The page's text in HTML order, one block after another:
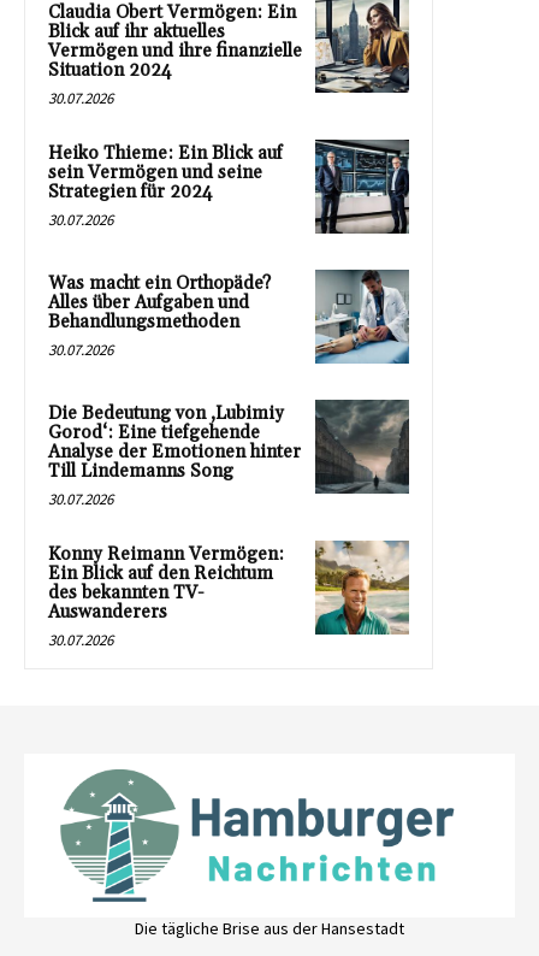
Claudia Obert Vermögen: Ein
Blick auf ihr aktuelles
Vermögen und ihre finanzielle
Situation 2024
30.07.2026
Heiko Thieme: Ein Blick auf
sein Vermögen und seine
Strategien für 2024
30.07.2026
Was macht ein Orthopäde?
Alles über Aufgaben und
Behandlungsmethoden
30.07.2026
Die Bedeutung von ‚Lubimiy
Gorod‘: Eine tiefgehende
Analyse der Emotionen hinter
Till Lindemanns Song
30.07.2026
Konny Reimann Vermögen:
Ein Blick auf den Reichtum
des bekannten TV-
Auswanderers
30.07.2026
Die tägliche Brise aus der Hansestadt